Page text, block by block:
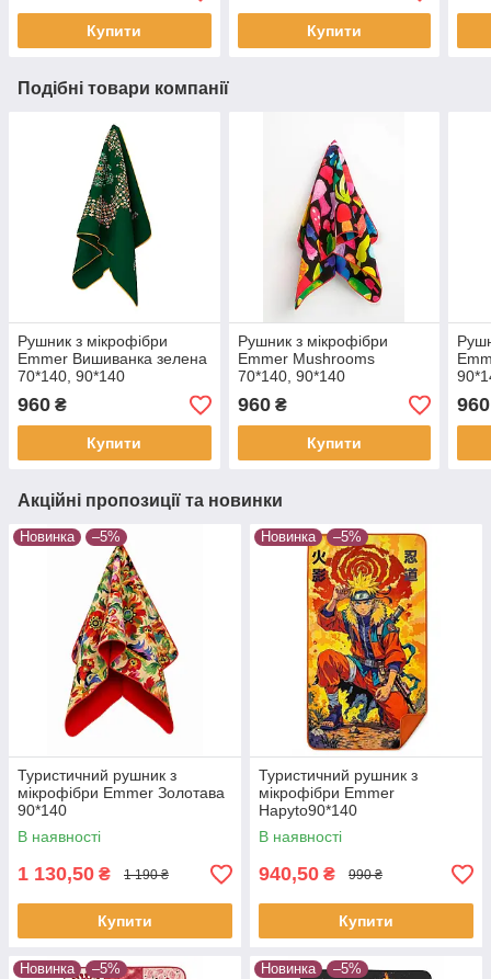
Купити Купити
Подібні товари компанії
Рушник з мікрофібри
Emmer Вишиванка зелена
70*140, 90*140
960 ₴
Купити
Рушник з мікрофібри
Emmer Mushrooms
70*140, 90*140
960₴
Купити
960
Акційні пропозиції та новинки
Новинка –5%
Туристичний рушник з
мікрофібри Emmer Золотава
90*140
В наявності
1 130,50 ₴ 1 190 ₴
Купити
Новинка –5%
Туристичний рушник з
мікрофібри Emmer
Hapyto90*140
В наявності
940,50 ₴ 990 ₴
Купити
Новинка –5% Новинка –5%